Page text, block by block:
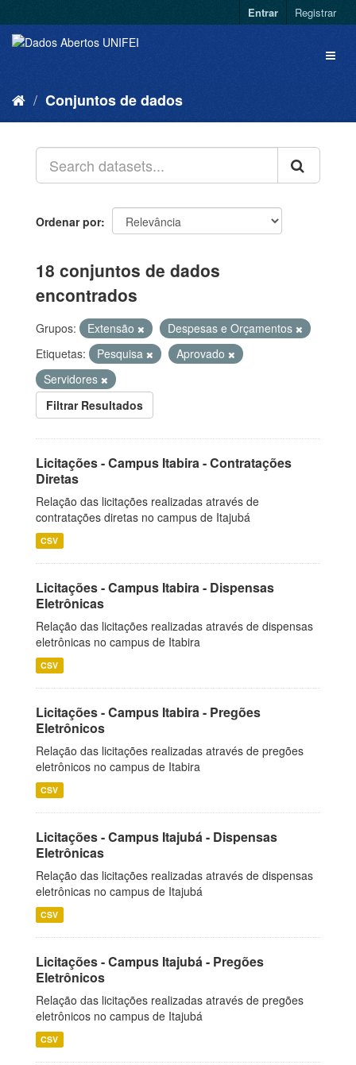
Entrar Registrar
Conjuntos de dados
Ordenar por
18 conjuntos de dados
encontrados
Grupos: Extensão
Despesas e Orçamentos
Etiquetas:
Pesquisa
Aprovado
Servidores
Filtrar Resultados
Licitações - Campus Itabira - Contratações
Diretas
Relação das licitações realizadas através de
contratações diretas no campus de Itajubá
CSV
Licitações - Campus Itabira - Dispensas
Eletrônicas
Relação das licitações realizadas através de dispensas
eletrônicas no campus de Itabira
CSV
Licitações - Campus Itabira - Pregões
Eletrônicos
Relação das licitações realizadas através de pregões
eletrônicos no campus de Itabira
CSV
Licitações - Campus Itajubá - Dispensas
Eletrônicas
Relação das licitações realizadas através de dispensas
eletrônicas no campus de Itajubá
CSV
Licitações - Campus Itajubá - Pregões
Eletrônicos
Relação das licitações realizadas através de pregões
eletrônicos no campus de Itajubá
CSV